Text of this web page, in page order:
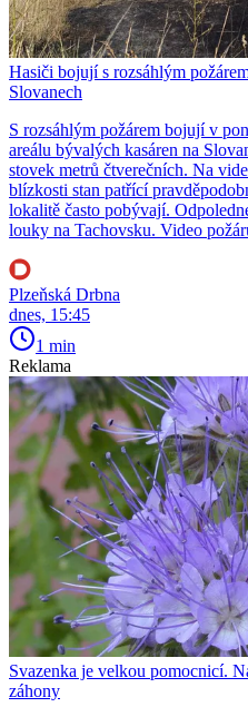
Hasiči bojují s rozsáhlým
Slovanech
S rozsáhlým požárem bojují v
areálu bývalých kasáren na
stovek metrů čtverečních. Na
blízkosti stan patřící
lokalitě často pobývají.
louky na Tachovsku. Video
Plzeňská Drbna
dnes, 15:45
1 min
Reklama
Svazenka je velkou pomocnicí.
záhony